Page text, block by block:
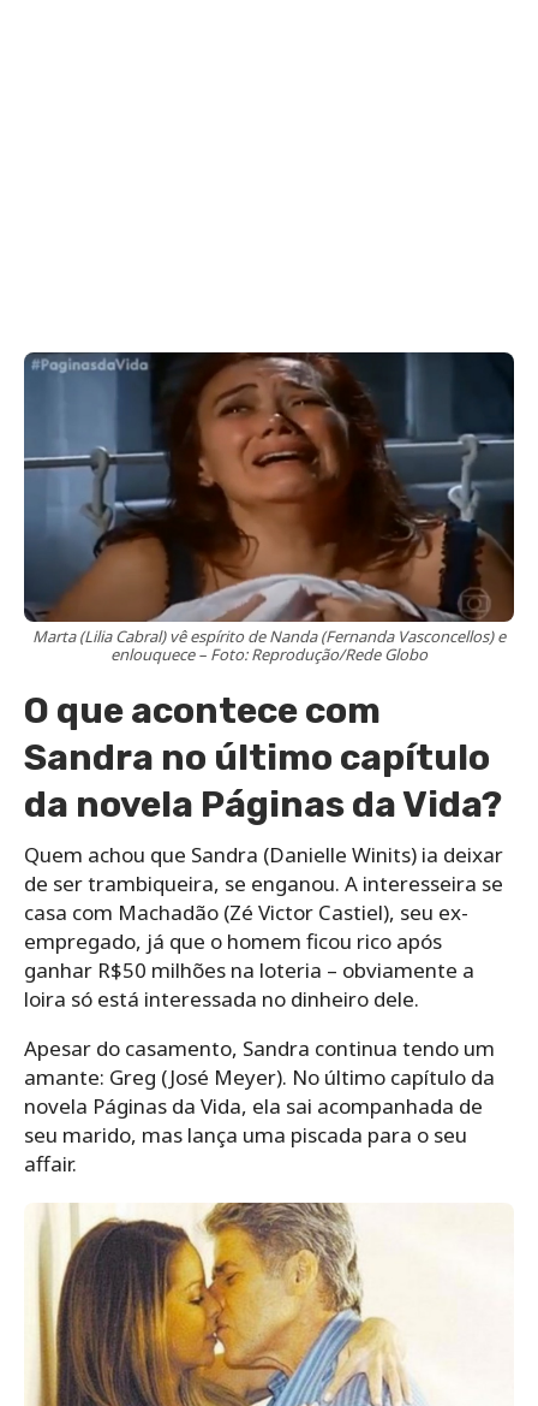
Marta (Lilia Cabral) vê espírito de Nanda (Fernanda Vasconcellos) e
enlouquece – Foto: Reprodução/Rede Globo
O que acontece com
Sandra no último capítulo
da novela Páginas da Vida?
Quem achou que Sandra (Danielle Winits) ia deixar
de ser trambiqueira, se enganou. A interesseira se
casa com Machadão (Zé Victor Castiel), seu ex-
empregado, já que o homem ficou rico após
ganhar R$50 milhões na loteria – obviamente a
loira só está interessada no dinheiro dele.
Apesar do casamento, Sandra continua tendo um
amante: Greg (José Meyer). No último capítulo da
novela Páginas da Vida, ela sai acompanhada de
seu marido, mas lança uma piscada para o seu
affair.